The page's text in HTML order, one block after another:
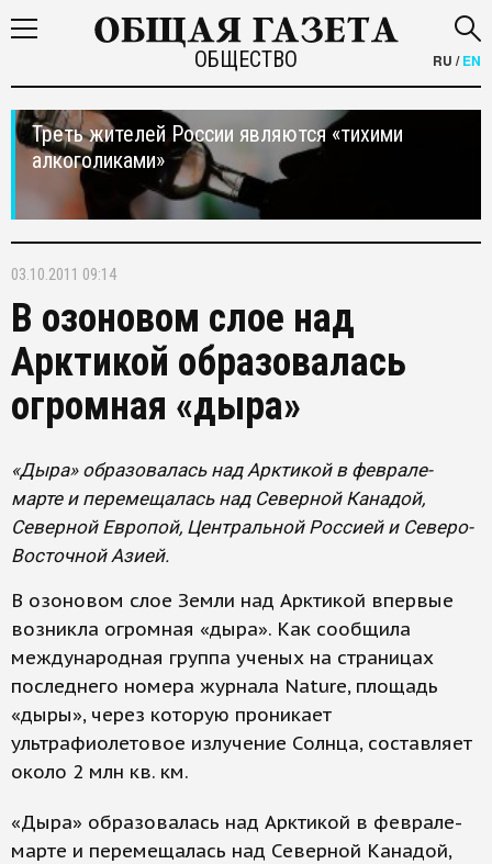
ОБЩЕСТВО RU /EN
Треть жителей России являются «тихими
алкоголиками»
03.10.2011 09:14
В озоновом слое над
Арктикой образовалась
огромная «дыра»
«Дыра» образовалась над Арктикой в феврале-
марте и перемещалась над Северной Канадой,
Северной Европой, Центральной Россией и Северо-
Восточной Азией.
В озоновом слое Земли над Арктикой впервые
возникла огромная «дыра». Как сообщила
международная группа ученых на страницах
последнего номера журнала Nature, площадь
«дыры», через которую проникает
ультрафиолетовое излучение Солнца, составляет
около 2 млн кв. км.
«Дыра» образовалась над Арктикой в феврале-
марте и перемещалась над Северной Канадой,